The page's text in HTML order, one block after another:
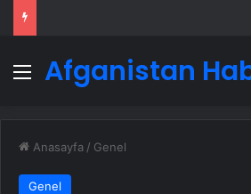
Menü
Afganistan
Anasayfa / Genel
Genel